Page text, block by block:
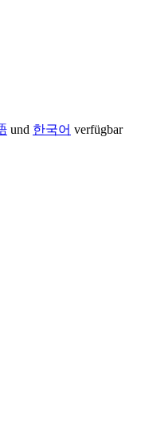
und 한국어 verfügbar